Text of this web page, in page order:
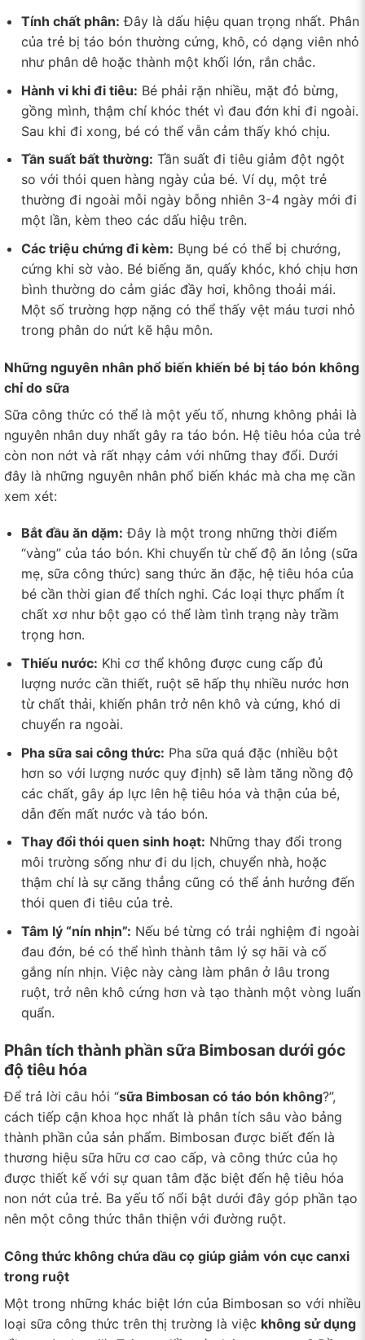
Tính chất phân: Đây là dấu hiệu quan trọng nhất. Phân
của trẻ bị táo bón thường cứng, khô, có dạng viên nhỏ
như phân dê hoặc thành một khối lớn, rắn chắc.
Hành vi khi đi tiêu: Bé phải rặn nhiều, mặt đỏ bừng,
gồng mình, thậm chí khóc thét vì đau đớn khi đi ngoài.
Sau khi đi xong, bé có thể vẫn cảm thấy khó chịu.
Tần suất bất thường: Tần suất đi tiêu giảm đột ngột
so với thói quen hàng ngày của bé. Ví dụ, một trẻ
thường đi ngoài mỗi ngày bỗng nhiên 3-4 ngày mới đi
một lần, kèm theo các dấu hiệu trên.
Các triệu chứng đi kèm: Bụng bé có thể bị chướng,
cứng khi sờ vào. Bé biếng ăn, quấy khóc, khó chịu hơn
bình thường do cảm giác đầy hơi, không thoải mái.
Một số trường hợp nặng có thể thấy vệt máu tươi nhỏ
trong phân do nứt kẽ hậu môn.
Những nguyên nhân phổ biến khiến bé bị táo bón không
chỉ do sữa
Sữa công thức có thể là một yếu tố, nhưng không phải là
nguyên nhân duy nhất gây ra táo bón. Hệ tiêu hóa của trẻ
còn non nớt và rất nhạy cảm với những thay đổi. Dưới
đây là những nguyên nhân phổ biến khác mà cha mẹ cần
xem xét:
Bắt đầu ăn dặm: Đây là một trong những thời điểm
“vàng” của táo bón. Khi chuyển từ chế độ ăn lỏng (sữa
mẹ, sữa công thức) sang thức ăn đặc, hệ tiêu hóa của
bé cần thời gian để thích nghi. Các loại thực phẩm ít
chất xơ như bột gạo có thể làm tình trạng này trầm
trọng hơn.
Thiếu nước: Khi cơ thể không được cung cấp đủ
lượng nước cần thiết, ruột sẽ hấp thụ nhiều nước hơn
từ chất thải, khiến phân trở nên khô và cứng, khó di
chuyển ra ngoài.
Pha sữa sai công thức: Pha sữa quá đặc (nhiều bột
hơn so với lượng nước quy định) sẽ làm tăng nồng độ
các chất, gây áp lực lên hệ tiêu hóa và thận của bé,
dẫn đến mất nước và táo bón.
Thay đổi thói quen sinh hoạt: Những thay đổi trong
môi trường sống như đi du lịch, chuyển nhà, hoặc
thậm chí là sự căng thẳng cũng có thể ảnh hưởng đến
thói quen đi tiêu của trẻ.
Tâm lý “nín nhịn”: Nếu bé từng có trải nghiệm đi ngoài
đau đớn, bé có thể hình thành tâm lý sợ hãi và cố
gắng nín nhịn. Việc này càng làm phân ở lâu trong
ruột, trở nên khô cứng hơn và tạo thành một vòng luẩn
quẩn.
Phân tích thành phần sữa Bimbosan dưới góc
độ tiêu hóa
Để trả lời câu hỏi “sữa Bimbosan có táo bón không?”,
cách tiếp cận khoa học nhất là phân tích sâu vào bảng
thành phần của sản phẩm. Bimbosan được biết đến là
thương hiệu sữa hữu cơ cao cấp, và công thức của họ
được thiết kế với sự quan tâm đặc biệt đến hệ tiêu hóa
non nớt của trẻ. Ba yếu tố nổi bật dưới đây góp phần tạo
nên một công thức thân thiện với đường ruột.
Công thức không chứa dầu cọ giúp giảm vón cục canxi
trong ruột
Một trong những khác biệt lớn của Bimbosan so với nhiều
loại sữa công thức trên thị trường là việc không sử dụng